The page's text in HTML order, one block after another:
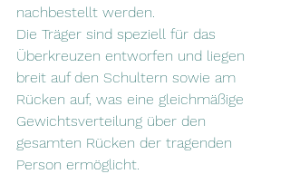
nachbestellt werden.
Die Träger sind speziell für das
Überkreuzen entworfen und liegen
breit auf den Schultern sowie am
Rücken auf, was eine gleichmäßige
Gewichtsverteilung über den
gesamten Rücken der tragenden
Person ermöglicht.